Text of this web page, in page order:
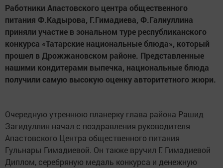
Работники Апастовского центра общественного
питания Ф.Кадырова, Г.Гимадиева, Ф.Галиуллина
приняли участие в зональном туре республиканского
конкурса «Татарские национальные блюда», который
прошел в Дрожжановском районе. Представленные
нашими кондитерами выпечка, национальные блюда
получили самую высокую оценку авторитетного жюри.
Очередную утреннюю планерку глава района Рашид
Загидуллин начал с поздравления руководителя
Апастовского Центра общественного питания
Гульнары Гимадиевой. Он также вручил Г. Гимадиевой
Диплом, серебряную медаль конкурса и денежную